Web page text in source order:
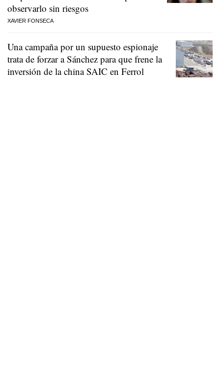
observarlo sin riesgos
XAVIER FONSECA
Una campaña por un supuesto espionaje
trata de forzar a Sánchez para que frene la
inversión de la china SAIC en Ferrol